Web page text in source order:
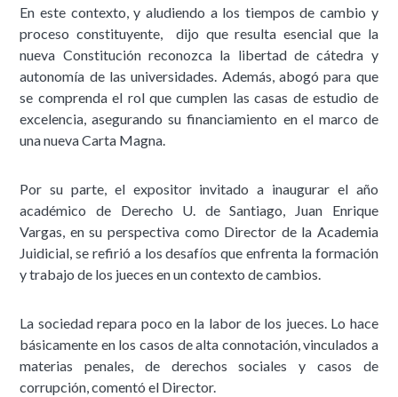
En este contexto, y aludiendo a los tiempos de cambio y
proceso constituyente, dijo que resulta esencial que la
nueva Constitución reconozca la libertad de cátedra y
autonomía de las universidades. Además, abogó para que
se comprenda el rol que cumplen las casas de estudio de
excelencia, asegurando su financiamiento en el marco de
una nueva Carta Magna.
Por su parte, el expositor invitado a inaugurar el año
académico de Derecho U. de Santiago, Juan Enrique
Vargas, en su perspectiva como Director de la Academia
Juidicial, se refirió a los desafíos que enfrenta la formación
y trabajo de los jueces en un contexto de cambios.
La sociedad repara poco en la labor de los jueces. Lo hace
básicamente en los casos de alta connotación, vinculados a
materias penales, de derechos sociales y casos de
corrupción, comentó el Director.